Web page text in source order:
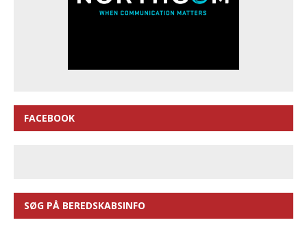
FACEBOOK
SØG PÅ BEREDSKABSINFO